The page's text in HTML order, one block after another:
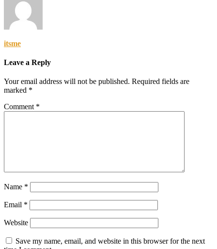
itsme
Leave a Reply
Your email address will not be published. Required fields are
marked *
Comment *
Name *
Email *
Website
Save my name, email, and website in this browser for the next